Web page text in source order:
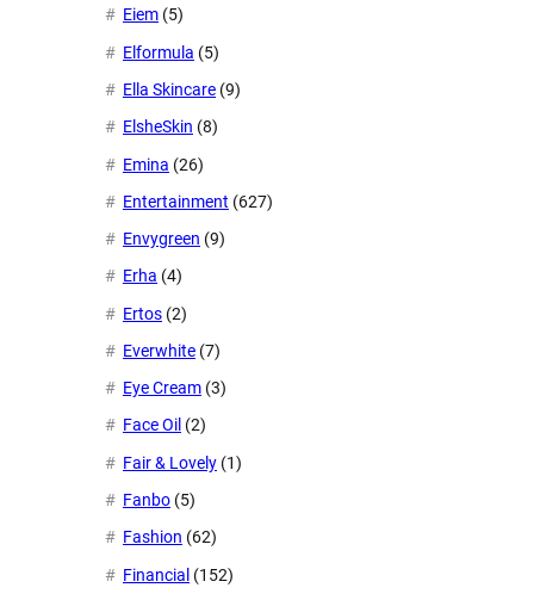
Eiem (5)
Elformula (5)
Ella Skincare (9)
ElsheSkin (8)
Emina (26)
Entertainment (627)
Envygreen (9)
Erha (4)
Ertos (2)
Everwhite (7)
Eye Cream (3)
Face Oil (2)
Fair & Lovely (1)
Fanbo (5)
Fashion (62)
Financial (152)